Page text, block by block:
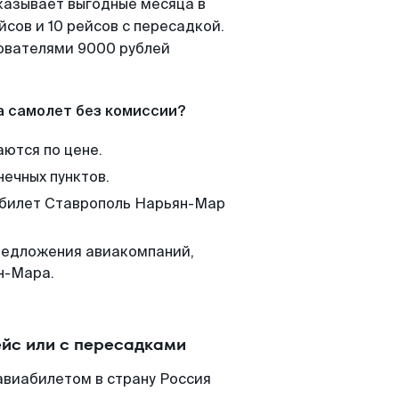
выгодные месяца в
и 10 рейсов с пересадкой.
9000 рублей
самолет без комиссии?
по цене.
пунктов.
Ставрополь Нарьян-Мар
авиакомпаний,
Мара.
или с пересадками
в страну Россия